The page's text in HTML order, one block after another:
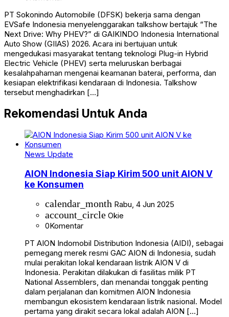
PT Sokonindo Automobile (DFSK) bekerja sama dengan
EVSafe Indonesia menyelenggarakan talkshow bertajuk “The
Next Drive: Why PHEV?” di GAIKINDO Indonesia International
Auto Show (GIIAS) 2026. Acara ini bertujuan untuk
mengedukasi masyarakat tentang teknologi Plug-in Hybrid
Electric Vehicle (PHEV) serta meluruskan berbagai
kesalahpahaman mengenai keamanan baterai, performa, dan
kesiapan elektrifikasi kendaraan di Indonesia. Talkshow
tersebut menghadirkan […]
Rekomendasi Untuk Anda
News Update
AION Indonesia Siap Kirim 500 unit AION V
ke Konsumen
calendar_month Rabu, 4 Jun 2025
account_circle Okie
0Komentar
PT AION Indomobil Distribution Indonesia (AIDI), sebagai
pemegang merek resmi GAC AION di Indonesia, sudah
mulai perakitan lokal kendaraan listrik AION V di
Indonesia. Perakitan dilakukan di fasilitas milik PT
National Assemblers, dan menandai tonggak penting
dalam perjalanan dan komitmen AION Indonesia
membangun ekosistem kendaraan listrik nasional. Model
pertama yang dirakit secara lokal adalah AION […]